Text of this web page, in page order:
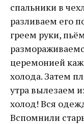
спальники в
разливаем его
греем руки,
церемонией
холода. Затем
утра вылезаем
холод! Вся
Вспомнили